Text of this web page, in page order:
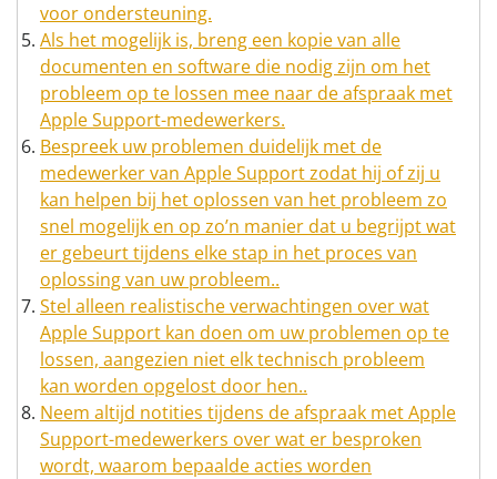
voor ondersteuning.
Als het mogelijk is, breng een kopie van alle
documenten en software die nodig zijn om het
probleem op te lossen mee naar de afspraak met
Apple Support-medewerkers.
Bespreek uw problemen duidelijk met de
medewerker van Apple Support zodat hij of zij u
kan helpen bij het oplossen van het probleem zo
snel mogelijk en op zo’n manier dat u begrijpt wat
er gebeurt tijdens elke stap in het proces van
oplossing van uw probleem..
Stel alleen realistische verwachtingen over wat
Apple Support kan doen om uw problemen op te
lossen, aangezien niet elk technisch probleem
kan worden opgelost door hen..
Neem altijd notities tijdens de afspraak met Apple
Support-medewerkers over wat er besproken
wordt, waarom bepaalde acties worden